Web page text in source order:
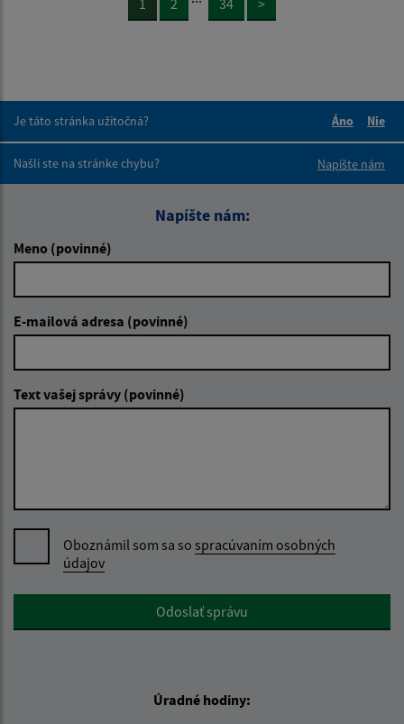
Je táto stránka užitočná?
Áno
Nie
Našli ste na stránke chybu?
Napíšte nám
Napíšte nám:
Meno (povinné)
E-mailová adresa (povinné)
Text vašej správy (povinné)
Oboznámil som sa so spracúvaním osobných
údajov
Google reCaptcha ResponseOdoslať správu
Úradné hodiny: